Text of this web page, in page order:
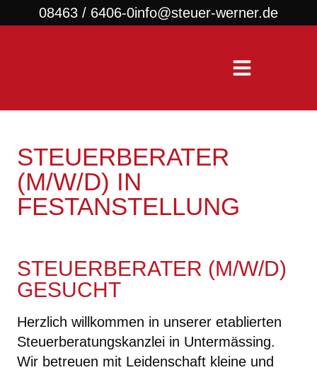
08463 / 6406-0info@steuer-werner.de
STEUERBERATER
(M/W/D) IN
FESTANSTELLUNG
STEUERBERATER (M/W/D)
GESUCHT
Herzlich willkommen in unserer etablierten
Steuerberatungskanzlei in Untermässing.
Wir betreuen mit Leidenschaft kleine und